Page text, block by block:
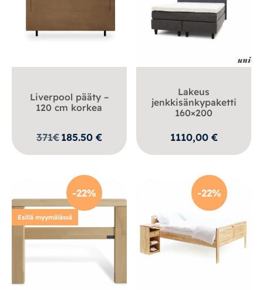
Liverpool pääty –
120 cm korkea
371€185.50 €
Lakeus
jenkkisänkypaketti
160×200
1110,00 €
-22%
Esillä myymälässä
-22%